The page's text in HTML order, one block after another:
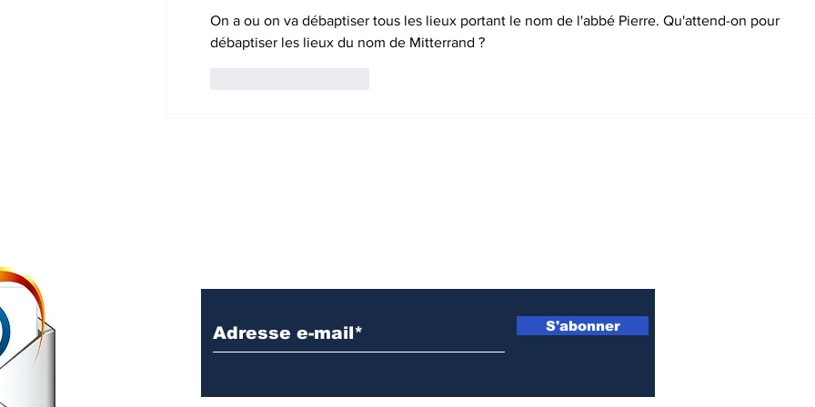
On a ou on va débaptiser tous les lieux portant le nom de l'abbé Pierre. Qu'attend-on pour
débaptiser les lieux du nom de Mitterrand ?
S'abonner